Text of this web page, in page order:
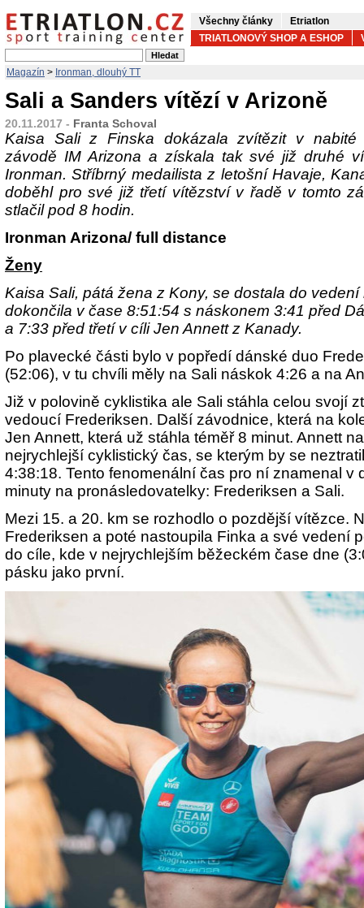
Všechny články
Etriatlon
TRIATLONOVÝ SHOP A ESHOP
Magazín > Ironman, dlouhý TT
Sali a Sanders vítězí v Arizoně
20.11.2017 - Franta Schoval
Kaisa Sali z Finska dokázala zvítězit v nabité
závodě IM Arizona a získala tak své již druhé
Ironman. Stříbrný medailista z letošní Havaje,
doběhl pro své již třetí vítězství v řadě v tomto
stlačil pod 8 hodin.
Ironman Arizona/ full distance
Ženy
Kaisa Sali, pátá žena z Kony, se dostala do
dokončila v čase 8:51:54 s náskonem 3:41 před
a 7:33 před třetí v cíli Jen Annett z Kanady.
Po plavecké části bylo v popředí dánské duo
(52:06), v tu chvíli měly na Sali náskok 4:26 a na
Již v polovině cyklistika ale Sali stáhla celou svojí
vedoucí Frederiksen. Další závodnice, která na
Jen Annett, která už stáhla téměř 8 minut. Annett
nejrychlejší cyklistický čas, se kterým by se
4:38:18. Tento fenomenální čas pro ní znamenal v
minuty na pronásledovatelky: Frederiksen a Sali.
Mezi 15. a 20. km se rozhodlo o pozdější vítězce.
Frederiksen a poté nastoupila Finka a své vedení
do cíle, kde v nejrychlejším běžeckém čase dne
pásku jako první.